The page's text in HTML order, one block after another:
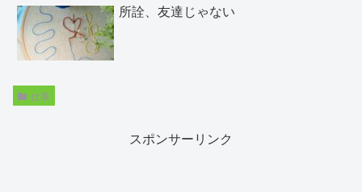
所詮、友達じゃない
仕事
スポンサーリンク